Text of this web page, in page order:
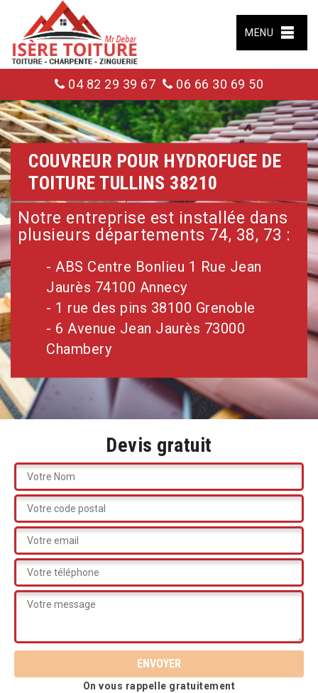
MENU
04 82 29 39 67 06 66 30 69 50
COUVREUR POUR HYDROFUGE DE
TOITURE TULLINS 38210
Notre entreprise est installée dans
plusieurs départements 74, 38, 73 :
- ABS Centre Bonlieu 1 Rue Jean
Jaurès 74100 Annecy
- 1 rue des pins 38100 Grenoble
- 6 Avenue Jean Jaurès 73000
Chambery
Devis gratuit
On vous rappelle gratuitement